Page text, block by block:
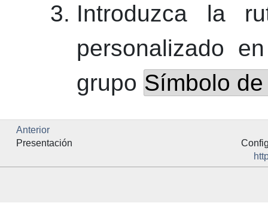
Introduzca la
personalizado
grupo Símbolo
Anterior
Presentación